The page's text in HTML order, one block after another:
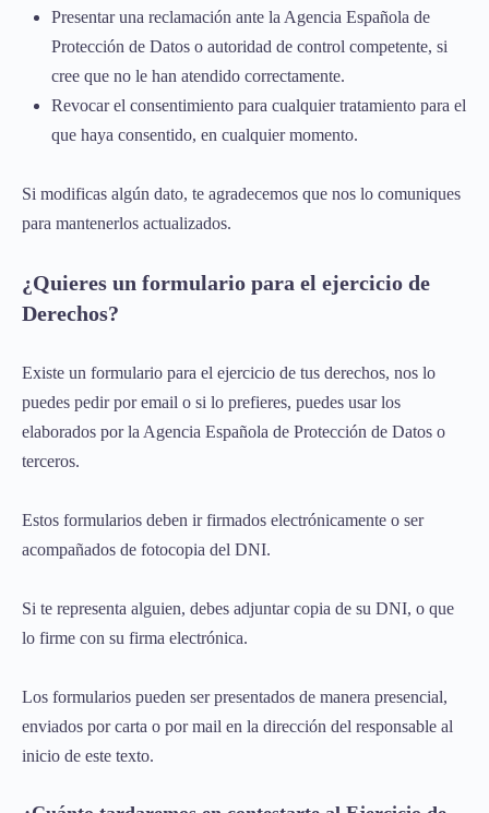
Presentar una reclamación ante la Agencia Española de
Protección de Datos o autoridad de control competente, si
cree que no le han atendido correctamente.
Revocar el consentimiento para cualquier tratamiento para el
que haya consentido, en cualquier momento.
Si modificas algún dato, te agradecemos que nos lo comuniques
para mantenerlos actualizados.
¿Quieres un formulario para el ejercicio de
Derechos?
Existe un formulario para el ejercicio de tus derechos, nos lo
puedes pedir por email o si lo prefieres, puedes usar los
elaborados por la Agencia Española de Protección de Datos o
terceros.
Estos formularios deben ir firmados electrónicamente o ser
acompañados de fotocopia del DNI.
Si te representa alguien, debes adjuntar copia de su DNI, o que
lo firme con su firma electrónica.
Los formularios pueden ser presentados de manera presencial,
enviados por carta o por mail en la dirección del responsable al
inicio de este texto.